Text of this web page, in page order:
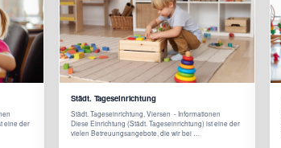
eine der
Städt. Tageseinrichtung
Städt. Tageseinrichtung, Viersen - Informationen
Diese Einrichtung (Städt. Tageseinrichtung) ist eine der
vielen Betreuungsangebote, die wir bei …